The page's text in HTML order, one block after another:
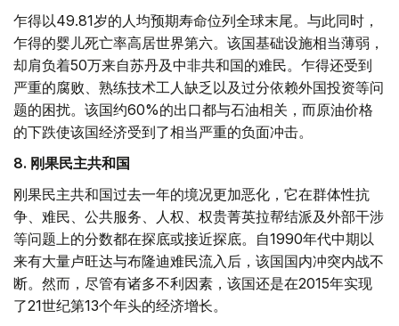
乍得以49.81岁的人均预期寿命位列全球末尾。与此同时，
乍得的婴儿死亡率高居世界第六。该国基础设施相当薄弱，
却肩负着50万来自苏丹及中非共和国的难民。乍得还受到
严重的腐败、熟练技术工人缺乏以及过分依赖外国投资等问
题的困扰。该国约60%的出口都与石油相关，而原油价格
的下跌使该国经济受到了相当严重的负面冲击。
8. 刚果民主共和国
刚果民主共和国过去一年的境况更加恶化，它在群体性抗
争、难民、公共服务、人权、权贵菁英拉帮结派及外部干涉
等问题上的分数都在探底或接近探底。自1990年代中期以
来有大量卢旺达与布隆迪难民流入后，该国国内冲突内战不
断。然而，尽管有诸多不利因素，该国还是在2015年实现
了21世纪第13个年头的经济增长。